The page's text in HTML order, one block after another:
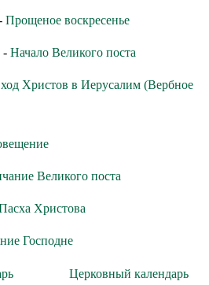
Прощеное воскресенье
- Начало Великого поста
Христов в Иерусалим (Вербное
Великого поста
Христова
Господне
Церковный календарь